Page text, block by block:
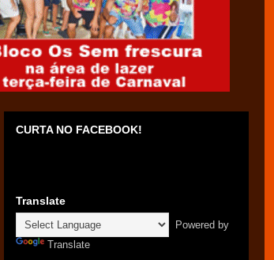
CURTA NO FACEBOOK!
Translate
Powered by
Translate